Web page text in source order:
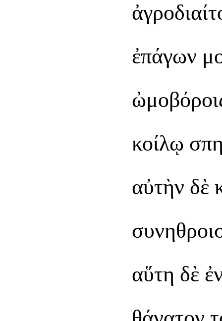
ἐπάγων
κοίλῳ
αὐτὴν δὲ
αὕτη δὲ